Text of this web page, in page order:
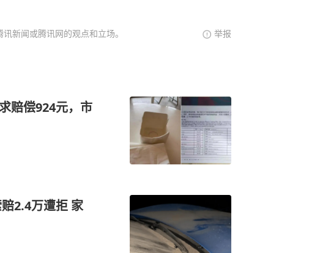
新闻或腾讯网的观点和立场。 举报
赔偿924元，市
2.4万遭拒 家